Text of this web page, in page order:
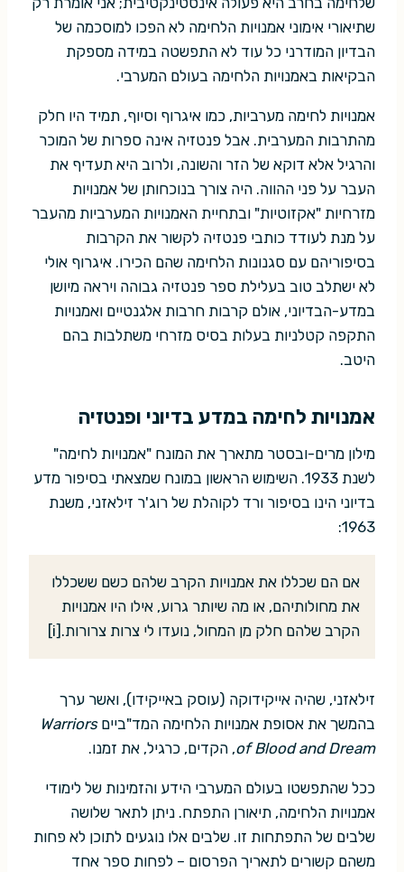
שתיאורי אימוני אמנויות הלחימה לא הפכו למוסכמה של
הבדיון המודרני כל עוד לא התפשטה במידה מספקת
הבקיאות באמנויות הלחימה בעולם המערבי.
אמנויות לחימה מערביות, כמו איגרוף וסיוף, תמיד היו חלק
מהתרבות המערבית. אבל פנטזיה אינה ספרות של המוכר
והרגיל אלא דוקא של הזר והשונה, ולרוב היא תעדיף את
העבר על פני ההווה. היה צורך בנוכחותן של אמנויות
מזרחיות "אקזוטיות" ובתחיית האמנויות המערביות מהעבר
על מנת לעודד כותבי פנטזיה לקשור את הקרבות
בסיפוריהם עם סגנונות הלחימה שהם הכירו. איגרוף אולי
לא ישתלב טוב בעלילת ספר פנטזיה גבוהה ויראה מיושן
במדע-הבדיוני, אולם קרבות חרבות אלגנטיים ואמנויות
התקפה קטלניות בעלות בסיס מזרחי משתלבות בהם
היטב.
אמנויות לחימה במדע בדיוני ופנטזיה
מילון מרים-ובסטר מתארך את המונח "אמנויות לחימה"
לשנת 1933. השימוש הראשון במונח שמצאתי בסיפור מדע
בדיוני הינו בסיפור ורד לקוהלת של רוג'ר זילאזני, משנת
1963:
אם הם שכללו את אמנויות הקרב שלהם כשם ששכללו
את מחולותיהם, או מה שיותר גרוע, אילו היו אמנויות
הקרב שלהם חלק מן המחול, נועדו לי צרות צרורות.[i]
זילאזני, שהיה אייקידוקה (עוסק באייקידו), ואשר ערך
בהמשך את אסופת אמנויות הלחימה המד"בייםWarriors
of Blood and Dream, הקדים, כרגיל, את זמנו.
ככל שהתפשטו בעולם המערבי הידע והזמינות של לימודי
אמנויות הלחימה, תיאורן התפתח. ניתן לתאר שלושה
שלבים של התפתחות זו. שלבים אלו נוגעים לתוכן לא פחות
משהם קשורים לתאריך הפרסום – לפחות ספר אחד